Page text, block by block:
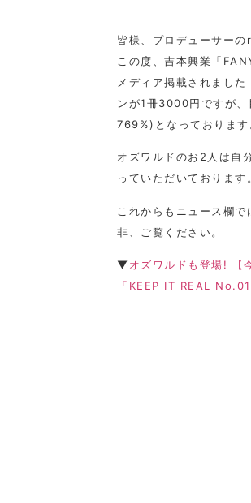
皆様、プロデューサー
この度、吉本興業「
メディア掲載されまし
ンが1冊3000円ですが
769%)となっております
オズワルドのお2人は自
っていただいております。
これからもニュース欄
非、ご覧ください。
▼オズワルドも登場! 【
「KEEP IT REAL